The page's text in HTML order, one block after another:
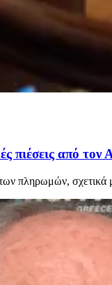
από τον
πληρωμών,